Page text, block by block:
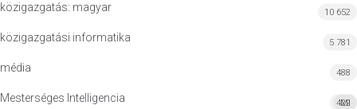
közigazgatás: magyar 10 652
közigazgatási informatika 5 781
média 488
Mesterséges Intelligencia MI
422